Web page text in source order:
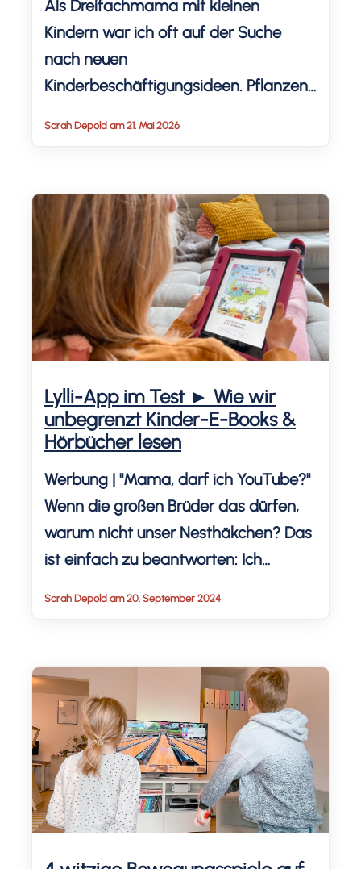
Als Dreifachmama mit kleinen
Kindern war ich oft auf der Suche
nach neuen
Kinderbeschäftigungsideen. Pflanzen
der besten. Das kostet wenig und ist
Kindern! Welche sich gut eignen und
was du beachten kannst, lernst du im
Artikel und Video!
Sarah Depold am 21. Mai 2026
Lylli-App im Test ► Wie wir
unbegrenzt Kinder-E-Books &
Hörbücher lesen
Werbung | "Mama, darf ich YouTube?"
Wenn die großen Brüder das dürfen,
warum nicht unser Nesthäkchen? Das
ist einfach zu beantworten: Ich
Unbegrenzt Kinderbücher lesen,
vorlesen lassen und Hörbücher hören
erlaubt Lylli - die Kinderbuch-App für
Kinder von zwei bis neun […]
Sarah Depold am 20. September 2024